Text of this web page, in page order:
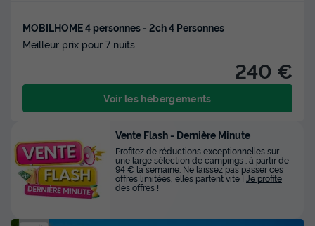
MOBILHOME 4 personnes - 2ch 4 Personnes
Meilleur prix pour 7 nuits
240 €
Voir les hébergements
Vente Flash - Dernière Minute
Profitez de réductions exceptionnelles sur
une large sélection de campings : à partir de
94 € la semaine. Ne laissez pas passer ces
offres limitées, elles partent vite ! Je profite
des offres !